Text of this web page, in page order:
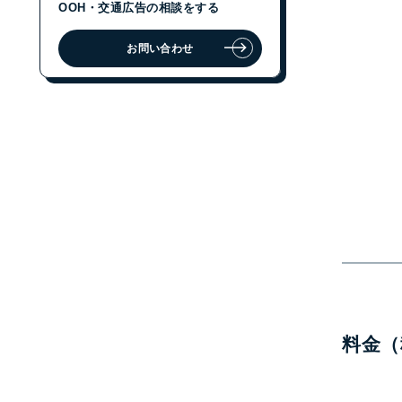
ジェイアール東日本企画に
OOH・交通広告の相談をする
料金
OOH・交通広告の相談をする
お問い合わせ